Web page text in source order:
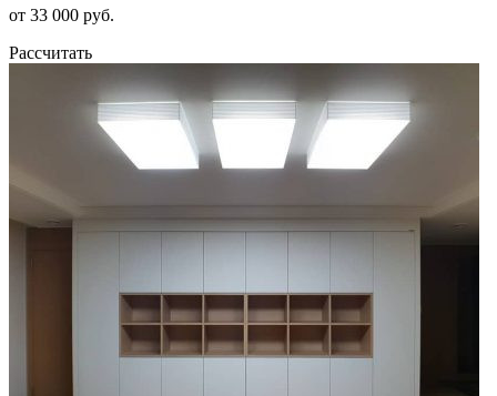
от 33 000 руб.
Рассчитать